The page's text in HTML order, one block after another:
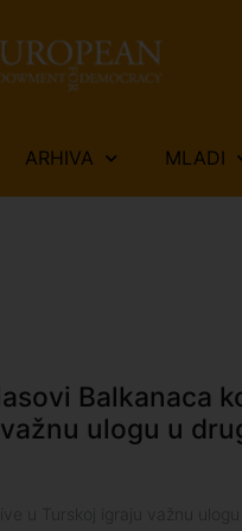
ARHIVA MLADI
Balkanaca
ulogu u